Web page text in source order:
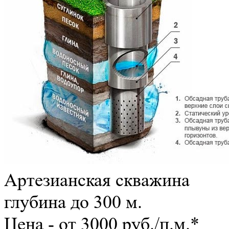
Артезианская скважина
глубина до 300 м.
Цена - от 3000 руб./п.м.*